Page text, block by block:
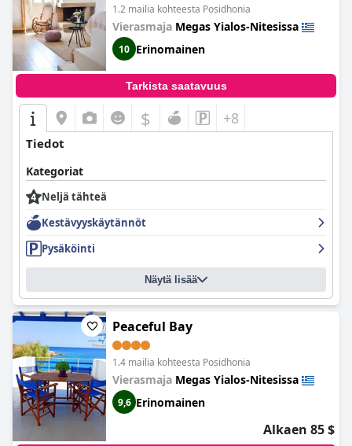
1.2 mailia kohteesta Posidhonia
Vierasmaja Megas Yialos-Nitesissa
10 Erinomainen
Tarkista saatavuus
$ +8
Tiedot
Kategoriat
Neljä tähteä
Kestävyyskäytännöt
Pysäköinti
Näytä lisää
Peaceful Bay
1.4 mailia kohteesta Posidhonia
Vierasmaja Megas Yialos-Nitesissa
9,6 Erinomainen
Alkaen 85 $